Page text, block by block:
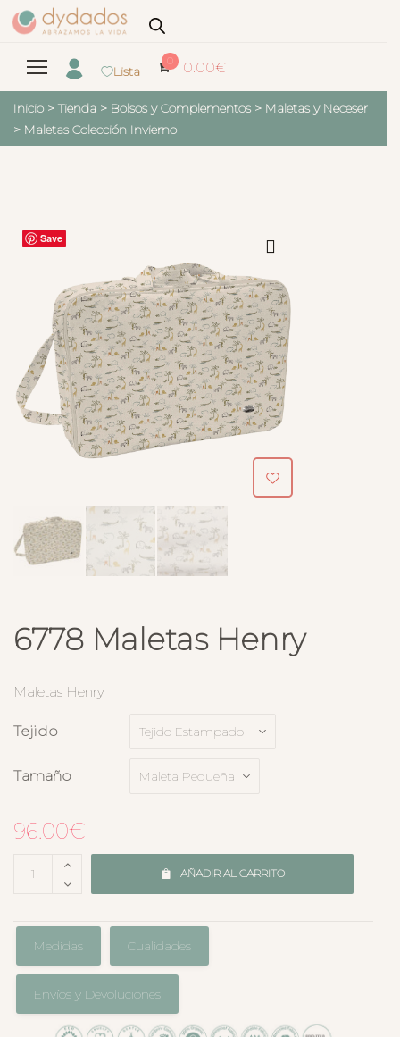
Lista
0 0.00€
Inicio > Tienda > Bolsos y Complementos > Maletas y Neceser
> Maletas Colección Invierno
Save
6778 Maletas Henry
Maletas Henry
Tejido
Tamaño
96.00€
AÑADIR AL CARRITO
Medidas Cualidades
Envíos y Devoluciones